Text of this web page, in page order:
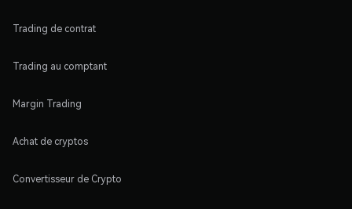
Trading de contrat
Trading au comptant
Margin Trading
Achat de cryptos
Convertisseur de Crypto